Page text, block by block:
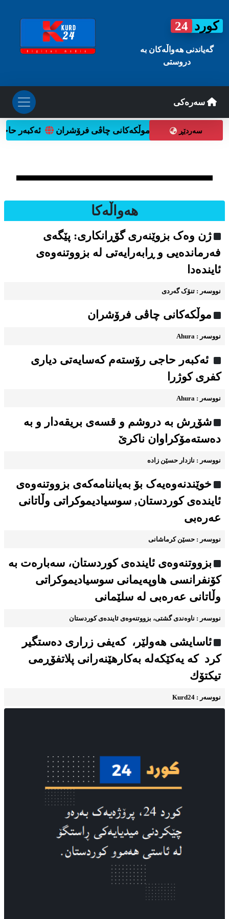
کورد 24
گه‌یاندنی هه‌واڵه‌کان به
دروستی
سه‌ره‌کی
ئایندەدا موڵکەکانی چاڤی فرۆشران ئەکبەر سه‌ردێڕ
هه‌واڵه‌کا
ژن وەک بزوێنەری گۆڕانکاری: پێگەی
فەرماندەیی و ڕابەرایەتی لە بزووتنەوەی
ئایندەدا
نووسه‌ر : تنۆک گەردی
موڵکەکانی چاڤی فرۆشران
نووسه‌ر : Ahura
ئەکبەر حاجی رۆستەم کەسایەتی دیاری
کفری کوژرا
نووسه‌ر : Ahura
شۆڕش به دروشم و قسه‌ی بریقه‌دار و به
ده‌سته‌مۆکراوان ناکرێ
نووسه‌ر : نازدار حسێن زاده
خوێندنه‌وه‌یه‌ک بۆ به‌یاننامه‌که‌ی بزووتنه‌وه‌ی
ئاینده‌ی کوردستان, سوسیادیموكراتی وڵاتانی
عەرەبی
نووسه‌ر : حسێن کرماشانی
بزووتنه‌وه‌ی ئاینده‌ی کوردستان، سه‌باره‌ت به
كۆنفرانسی هاوپەیمانی سوسیادیموكراتی
وڵاتانی عەرەبی له سلێمانی
نووسه‌ر : ناوه‌ندی گشتی، بزووتنه‌وه‌ی ئاینده‌ی کوردستان
ئاسایشی هه‌ولێر، كه‌یفی زراری دەستگیر
کرد کە یه‌كێكەله‌ به‌كارهێنه‌رانی پلاتفۆڕمی
تیكتۆك
نووسه‌ر : Kurd24